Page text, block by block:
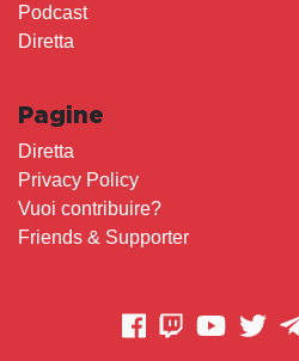
Podcast
Diretta
Pagine
Diretta
Privacy Policy
Vuoi contribuire?
Friends & Supporter